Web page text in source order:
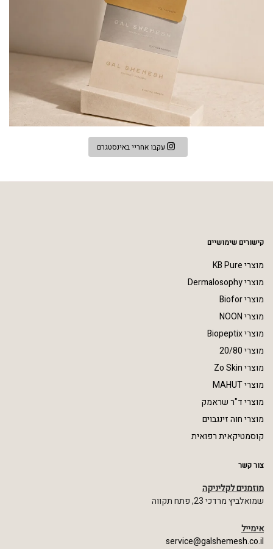
עקבו אחריי באינסטגרם
קישורים שימושיים
מוצרי KB Pure
מוצרי Dermalosophy
מוצרי Biofor
מוצרי NOON
מוצרי Biopeptix
מוצרי 20/80
מוצרי Zo Skin
מוצרי MAHUT
מוצרי ד"ר שראמק
מוצרי חוה זינגבוים
קוסמטיקאית רפואית
צור קשר
מוזמנים לקליניקה
שמואלביץ מרדכי 23, פתח תקווה
אימייל
service@galshemesh.co.il